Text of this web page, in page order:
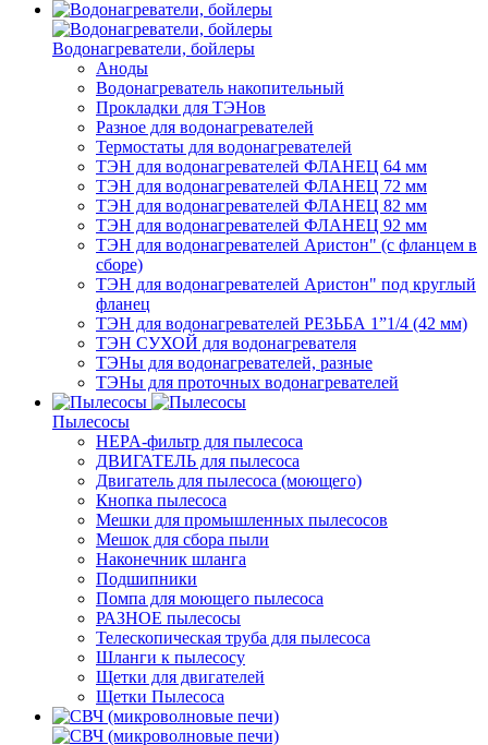
Водонагреватели, бойлеры
Аноды
Водонагреватель накопительный
Прокладки для ТЭНов
Разное для водонагревателей
Термостаты для водонагревателей
ТЭН для водонагревателей ФЛАНЕЦ 64 мм
ТЭН для водонагревателей ФЛАНЕЦ 72 мм
ТЭН для водонагревателей ФЛАНЕЦ 82 мм
ТЭН для водонагревателей ФЛАНЕЦ 92 мм
ТЭН для водонагревателей Аристон" (с фланцем в
сборе)
ТЭН для водонагревателей Аристон" под круглый
фланец
ТЭН для водонагревателей РЕЗЬБА 1”1/4 (42 мм)
ТЭН СУХОЙ для водонагревателя
ТЭНы для водонагревателей, разные
ТЭНы для проточных водонагревателей
Пылесосы
HEPA-фильтр для пылесоса
ДВИГАТЕЛЬ для пылесоса
Двигатель для пылесоса (моющего)
Кнопка пылесоса
Мешки для промышленных пылесосов
Мешок для сбора пыли
Наконечник шланга
Подшипники
Помпа для моющего пылесоса
РАЗНОЕ пылесосы
Телескопическая труба для пылесоса
Шланги к пылесосу
Щетки для двигателей
Щетки Пылесоса